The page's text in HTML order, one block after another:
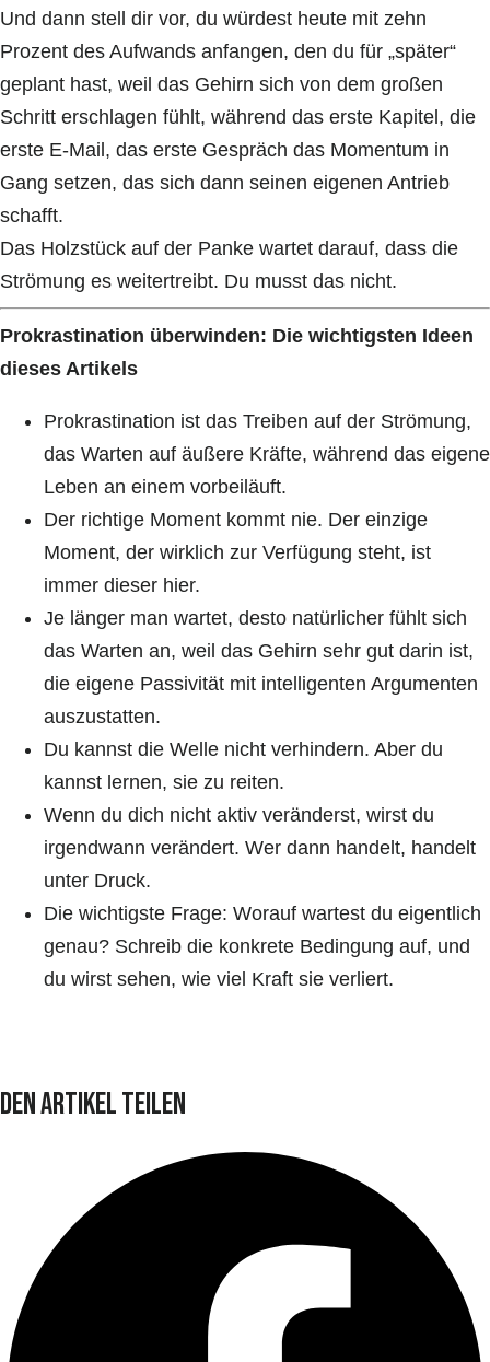
Und dann stell dir vor, du würdest heute mit zehn
Prozent des Aufwands anfangen, den du für „später“
geplant hast, weil das Gehirn sich von dem großen
Schritt erschlagen fühlt, während das erste Kapitel, die
erste E-Mail, das erste Gespräch das Momentum in
Gang setzen, das sich dann seinen eigenen Antrieb
schafft.
Das Holzstück auf der Panke wartet darauf, dass die
Strömung es weitertreibt. Du musst das nicht.
Prokrastination überwinden: Die wichtigsten Ideen
dieses Artikels
Prokrastination ist das Treiben auf der Strömung,
das Warten auf äußere Kräfte, während das eigene
Leben an einem vorbeiläuft.
Der richtige Moment kommt nie. Der einzige
Moment, der wirklich zur Verfügung steht, ist
immer dieser hier.
Je länger man wartet, desto natürlicher fühlt sich
das Warten an, weil das Gehirn sehr gut darin ist,
die eigene Passivität mit intelligenten Argumenten
auszustatten.
Du kannst die Welle nicht verhindern. Aber du
kannst lernen, sie zu reiten.
Wenn du dich nicht aktiv veränderst, wirst du
irgendwann verändert. Wer dann handelt, handelt
unter Druck.
Die wichtigste Frage: Worauf wartest du eigentlich
genau? Schreib die konkrete Bedingung auf, und
du wirst sehen, wie viel Kraft sie verliert.
Den Artikel teilen